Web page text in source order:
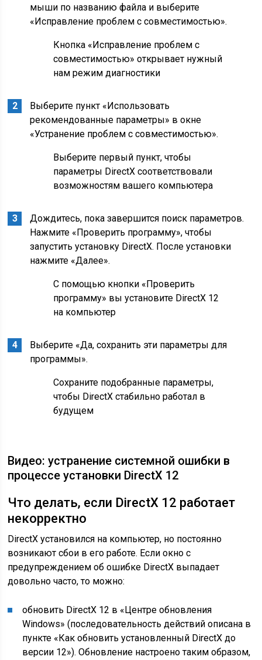
мыши по названию файла и выберите
«Исправление проблем с совместимостью».
Кнопка «Исправление проблем с
совместимостью» открывает нужный
нам режим диагностики
Выберите пункт «Использовать
рекомендованные параметры» в окне
«Устранение проблем с совместимостью».
Выберите первый пункт, чтобы
параметры DirectX соответствовали
возможностям вашего компьютера
Дождитесь, пока завершится поиск параметров.
Нажмите «Проверить программу», чтобы
запустить установку DirectX. После установки
нажмите «Далее».
С помощью кнопки «Проверить
программу» вы установите DirectX 12
на компьютер
Выберите «Да, сохранить эти параметры для
программы».
Сохраните подобранные параметры,
чтобы DirectX стабильно работал в
будущем
Видео: устранение системной ошибки в
процессе установки DirectX 12
Что делать, если DirectX 12 работает
некорректно
DirectX установился на компьютер, но постоянно
возникают сбои в его работе. Если окно с
предупреждением об ошибке DirectX выпадает
довольно часто, то можно:
обновить DirectX 12 в «Центре обновления
Windows» (последовательность действий описана в
пункте «Как обновить установленный DirectX до
версии 12»). Обновление настроено таким образом,